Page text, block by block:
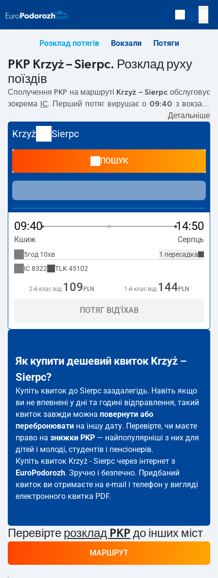
Розклад потягів Вокзали Потяги
PKP Krzyż – Sierpc. Розклад руху
поїздів
Сполучення PKP на маршруті Krzyż – Sierpc обслуговує
зокрема
IC . Перший потяг вирушає о 09:40 з вокзалу
Наразі на маршруті
потяги перевізника PKP Intercity. Потяг завершує
маршрут на станції Sierpc.
Детальніше
Krzyż Sierpc
ПОШУК
09:40 14:50
Кшиж Серпць
1 пересадка
5год 10хв
IC8322 TLK 45102
2-й клас від: 109 PLN 1-й клас від: 144 PLN
ПОТЯГ ВІД'ЇХАВ
Як купити дешевий квиток Krzyż –
Sierpc?
Купіть квиток до Sierpc заздалегідь. Навіть якщо
ви не впевнені у дні та годині відправлення, такий
квиток завжди можна повернути або
перебронювати на іншу дату. Перевірте, чи маєте
право на знижки PKP — найпопулярніші з них для
дітей і молоді, студентів і пенсіонерів.
Купіть квиток Krzyż - Sierpc через інтернет з
EuroPodorozh. Зручно і безпечно. Придбаний
квиток ви отримаєте на e-mail і телефон у вигляді
електронного квитка PDF.
Перевірте розклад PKP до інших міст
МАРШРУТ